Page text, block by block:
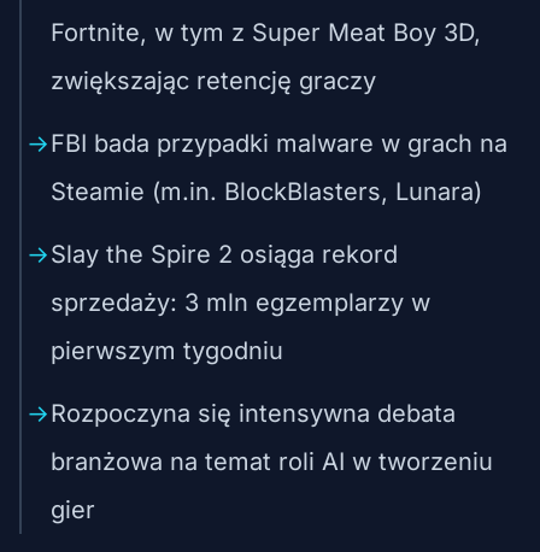
Fortnite, w tym z Super Meat Boy 3D,
zwiększając retencję graczy
FBI bada przypadki malware w grach na
Steamie (m.in. BlockBlasters, Lunara)
Slay the Spire 2 osiąga rekord
sprzedaży: 3 mln egzemplarzy w
pierwszym tygodniu
Rozpoczyna się intensywna debata
branżowa na temat roli AI w tworzeniu
gier